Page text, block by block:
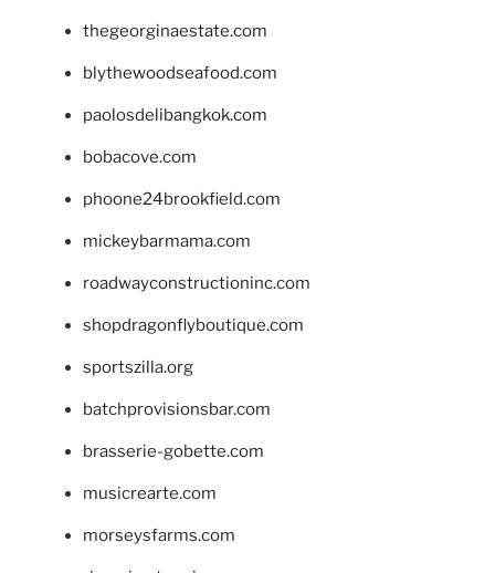
thegeorginaestate.com
blythewoodseafood.com
paolosdelibangkok.com
bobacove.com
phoone24brookfield.com
mickeybarmama.com
roadwayconstructioninc.com
shopdragonflyboutique.com
sportszilla.org
batchprovisionsbar.com
brasserie-gobette.com
musicrearte.com
morseysfarms.com